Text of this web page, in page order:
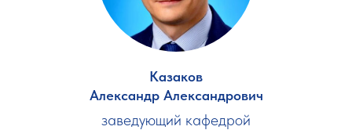
Казаков
Александр Александрович
заведующий кафедрой